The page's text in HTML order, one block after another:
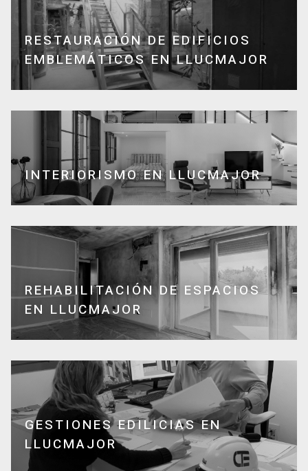
RESTAURACIÓN DE EDIFICIOS
EMBLEMÁTICOS EN LLUCMAJOR
INTERIORISMO EN LLUCMAJOR
REHABILITACIÓN DE ESPACIOS
EN LLUCMAJOR
GESTIONES EDILICIAS EN
LLUCMAJOR